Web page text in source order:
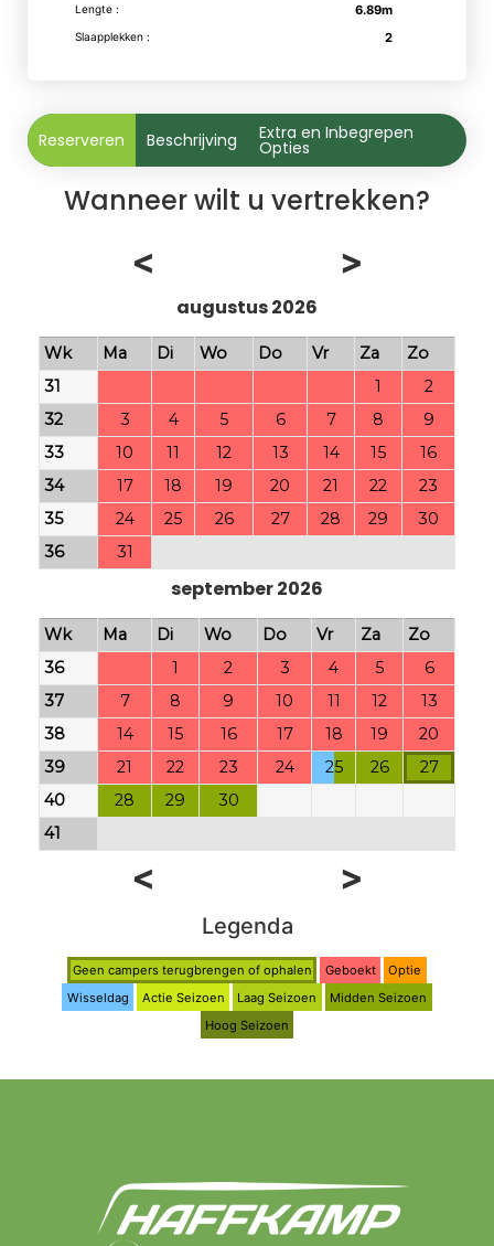
Lengte : 6.89m
Slaapplekken : 2
Reserveren Beschrijving Extra en Inbegrepen
Opties
Wanneer wilt u vertrekken?
< >
augustus 2026
Wk Ma Di Wo Do Vr Za
Zo
31
1
2
32
3 4 5 6 7 8
9
33
10 11 12 13 14 15
16
34
17 18 19 20 21 22
23
35
24 25 26 27 28 29
30
36
31
september 2026
Wk Ma Di Wo Do Vr Za
Zo
36
1 2 3 4 5
6
37
7 8 9 10 11 12
13
38
14 15 16 17 18 19
20
39
21 22 23 24 25 26
27
40
28 29
30
41
< >
Legenda
Geen campers terugbrengen of ophalen Geboekt
Optie
Wisseldag
Actie Seizoen Laag Seizoen
Midden Seizoen
Hoog Seizoen